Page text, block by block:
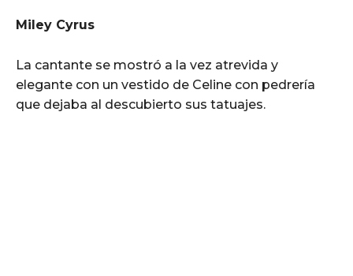
Miley Cyrus
La cantante se mostró a la vez atrevida y
elegante con un vestido de Celine con pedrería
que dejaba al descubierto sus tatuajes.